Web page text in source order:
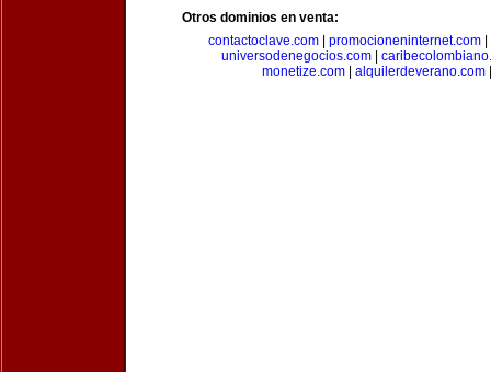
Otros dominios en venta:
contactoclave.com| promocioneninternet.com|
universodenegocios.com|
monetize.com
alquilerdeverano.com